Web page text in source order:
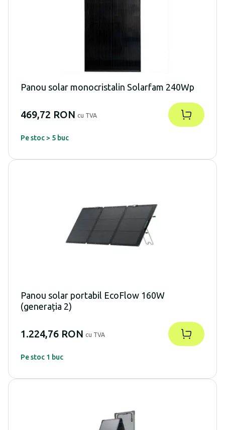
Panou solar monocristalin Solarfam 240Wp
469,72 RON cu TVA
Pe stoc > 5 buc
Panou solar portabil EcoFlow 160W
(generația 2)
1.224,76 RON cu TVA
Pe stoc 1 buc